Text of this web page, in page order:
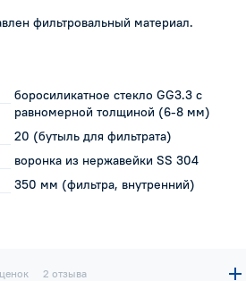
фильтровальный материал.
боросиликатное стекло GG3.3 с
равномерной толщиной (6-8 мм)
20 (бутыль для фильтрата)
воронка из нержавейки SS 304
350 мм (фильтра, внутренний)
2 отзыва